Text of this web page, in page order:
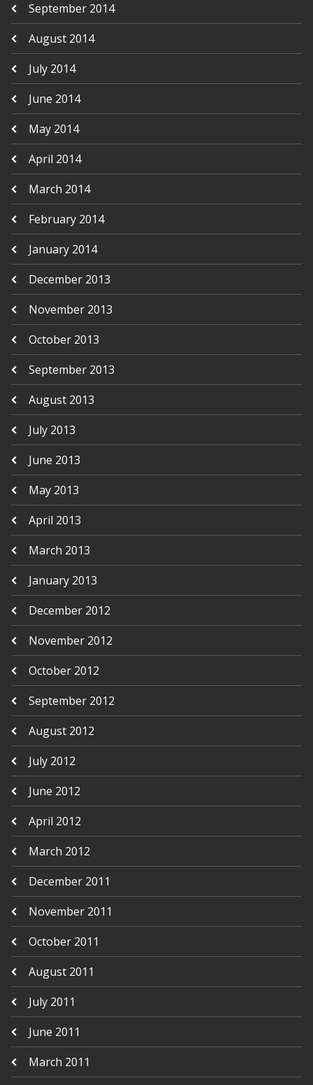
September 2014
August 2014
July 2014
June 2014
May 2014
April 2014
March 2014
February 2014
January 2014
December 2013
November 2013
October 2013
September 2013
August 2013
July 2013
June 2013
May 2013
April 2013
March 2013
January 2013
December 2012
November 2012
October 2012
September 2012
August 2012
July 2012
June 2012
April 2012
March 2012
December 2011
November 2011
October 2011
August 2011
July 2011
June 2011
March 2011